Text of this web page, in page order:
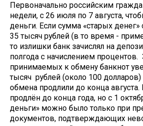
Первоначально российским
недели, с 26 июля по 7 августа,
деньги. Если сумма «старых денег»
35 тысяч рублей (в то время -
то излишки банк зачислял на
полгода с начислением
принимаемых к обмену банкнот
тысяч рублей (около 100
обмена продлили до конца
продлён до конца года, но с 1
деньги» можно было только при
документов, подтверждающих